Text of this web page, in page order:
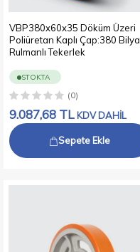
VBP380x60x35 Döküm Üzeri
Poliüretan Kaplı Çap:380 Bilya
Rulmanlı Tekerlek
STOKTA
(0)
9.087,68 TL KDV DAHİL
Sepete Ekle